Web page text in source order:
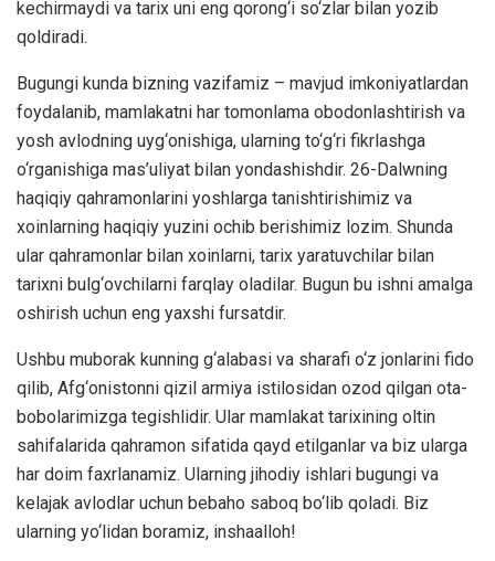
kechirmaydi va tarix uni eng qorong‘i so‘zlar bilan yozib
qoldiradi.
Bugungi kunda bizning vazifamiz – mavjud imkoniyatlardan
foydalanib, mamlakatni har tomonlama obodonlashtirish va
yosh avlodning uyg‘onishiga, ularning to‘g‘ri fikrlashga
o‘rganishiga mas’uliyat bilan yondashishdir. 26-Dalwning
haqiqiy qahramonlarini yoshlarga tanishtirishimiz va
xoinlarning haqiqiy yuzini ochib berishimiz lozim. Shunda
ular qahramonlar bilan xoinlarni, tarix yaratuvchilar bilan
tarixni bulg‘ovchilarni farqlay oladilar. Bugun bu ishni amalga
oshirish uchun eng yaxshi fursatdir.
Ushbu muborak kunning g‘alabasi va sharafi o‘z jonlarini fido
qilib, Afg‘onistonni qizil armiya istilosidan ozod qilgan ota-
bobolarimizga tegishlidir. Ular mamlakat tarixining oltin
sahifalarida qahramon sifatida qayd etilganlar va biz ularga
har doim faxrlanamiz. Ularning jihodiy ishlari bugungi va
kelajak avlodlar uchun bebaho saboq bo‘lib qoladi. Biz
ularning yo‘lidan boramiz, inshaalloh!